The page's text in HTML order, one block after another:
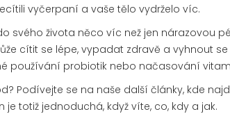
vyčerpaní a vaše tělo vydrželo víc.
svého života něco víc než jen nárazovou
cítit se lépe, vypadat zdravě a vyhnout
používání probiotik nebo načasování
Podívejte se na naše další články, kde
je totiž jednoduchá, když víte, co, kdy a jak.